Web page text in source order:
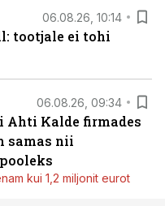
06.08.26, 10:14
tootjale ei tohi
06.08.26, 09:34
Ahti Kalde firmades
samas nii
kui 1,2 miljonit eurot